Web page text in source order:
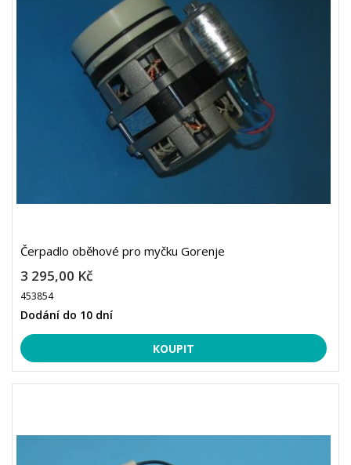
Čerpadlo oběhové pro myčku Gorenje
3 295,00 Kč
453854
Dodání do 10 dní